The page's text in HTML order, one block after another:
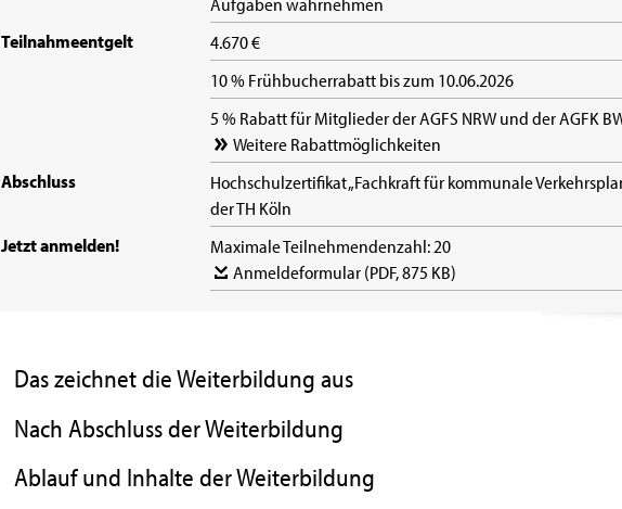
Teilnahmeentgelt
4.670 €
10 % Frühbucherrabatt bis zum 10.06.2026
5 % Rabatt für Mitglieder der AGFS NRW und der AGFK
Weitere Rabattmöglichkeiten
Abschluss
Hochschulzertifikat „Fachkraft für kommunale
der TH Köln
Jetzt anmelden!
Maximale Teilnehmendenzahl: 20
Anmeldeformular(PDF, 875 KB)
Das zeichnet die Weiterbildung aus
Nach Abschluss der Weiterbildung
Ablauf und Inhalte der Weiterbildung